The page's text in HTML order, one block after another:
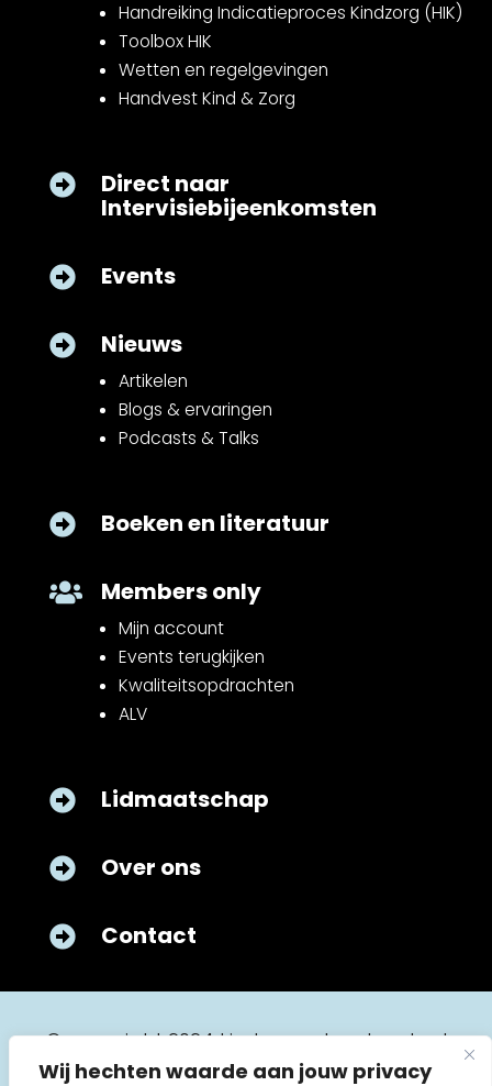
Wij hechten waarde aan jouw privacy
Handreiking Indicatieproces Kindzorg (HIK)
Toolbox HIK
Wetten en regelgevingen
Handvest Kind & Zorg
 Direct naar
Intervisiebijeenkomsten
 Events
 Nieuws
Artikelen
Blogs & ervaringen
Podcasts & Talks
 Boeken en literatuur
 Members only
Mijn account
Events terugkijken
Kwaliteitsopdrachten
ALV
 Lidmaatschap
 Over ons
 Contact
© copyright 2024 kinderverpleegkunde.nl